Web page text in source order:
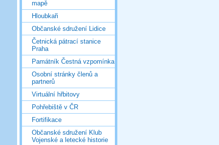
mapě
Hloubkaři
Občanské sdružení Lidice
Četnická pátrací stanice
Praha
Památník Čestná vzpomínka
Osobní stránky členů a
partnerů
Virtuální hřbitovy
Pohřebiště v ČR
Fortifikace
Občanské sdružení Klub
Vojenské a letecké historie